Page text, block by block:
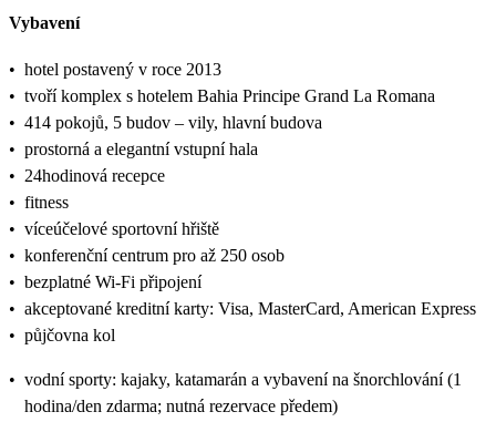
Vybavení
• hotel postavený v roce 2013
• tvoří komplex s hotelem Bahia Principe Grand La Romana
• 414 pokojů, 5 budov – vily, hlavní budova
• prostorná a elegantní vstupní hala
• 24hodinová recepce
• fitness
• víceúčelové sportovní hřiště
• konferenční centrum pro až 250 osob
• bezplatné Wi-Fi připojení
• akceptované kreditní karty: Visa, MasterCard, American Express
• půjčovna kol
• vodní sporty: kajaky, katamarán a vybavení na šnorchlování (1
hodina/den zdarma; nutná rezervace předem)